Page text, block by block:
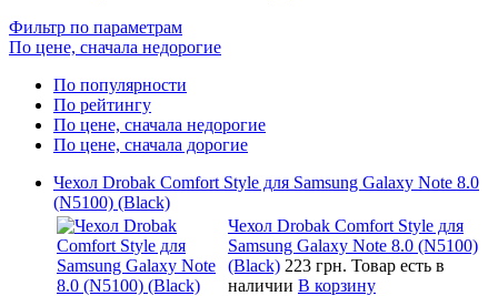
Фильтр по параметрам
По цене, сначала недорогие
По популярности
По рейтингу
По цене, сначала недорогие
По цене, сначала дорогие
Чехол Drobak Comfort Style для Samsung Galaxy Note 8.0
(N5100) (Black)
Чехол Drobak Comfort Style для
Samsung Galaxy Note 8.0 (N5100)
(Black) 223 грн. Товар есть в
наличии В корзину